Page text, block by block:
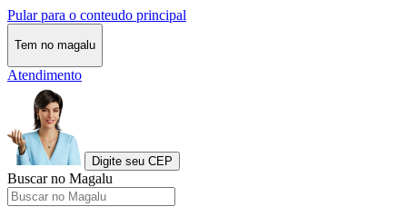
Pular para o conteudo principal
Tem no magalu
Atendimento
Digite seu CEP
Buscar no Magalu